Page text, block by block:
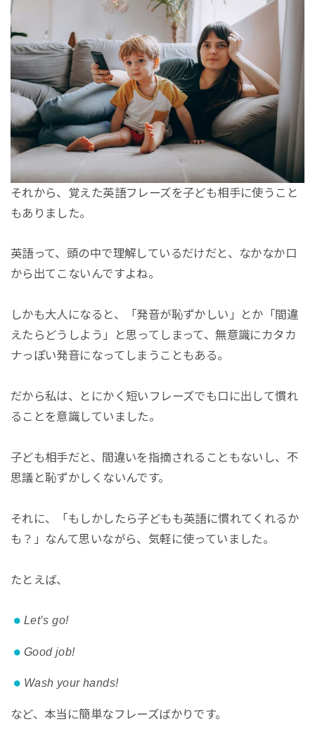
それから、覚えた英語フレーズを子ども相手に使うこと
もありました。
英語って、頭の中で理解しているだけだと、なかなか口
から出てこないんですよね。
しかも大人になると、「発音が恥ずかしい」とか「間違
えたらどうしよう」と思ってしまって、無意識にカタカ
ナっぽい発音になってしまうこともある。
だから私は、とにかく短いフレーズでも口に出して慣れ
ることを意識していました。
子ども相手だと、間違いを指摘されることもないし、不
思議と恥ずかしくないんです。
それに、「もしかしたら子どもも英語に慣れてくれるか
も？」なんて思いながら、気軽に使っていました。
たとえば、
Let’s go!
Good job!
Wash your hands!
など、本当に簡単なフレーズばかりです。